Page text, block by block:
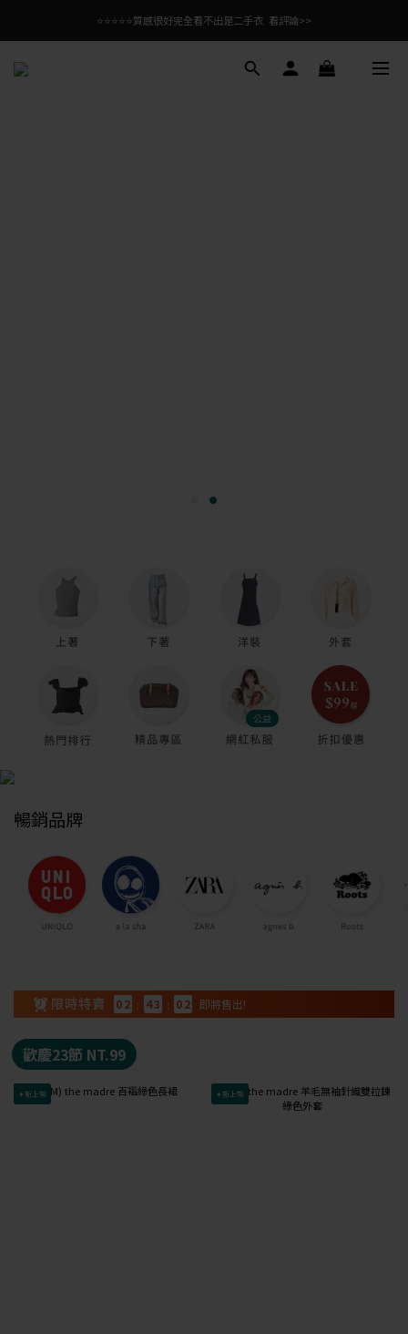
⭐⭐⭐⭐⭐質感很好完全看不出是二手衣  看評論>>
暢銷品牌
02 : 43 : 01 即將售出!
歡慶23節 NT.99
✦新上架 ✦新上架